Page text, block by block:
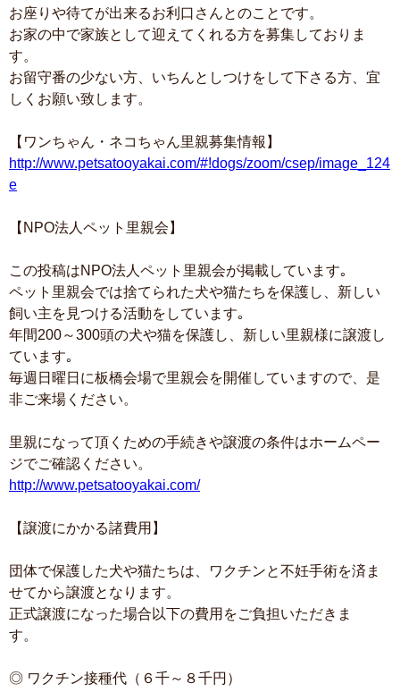
お座りや待てが出来るお利口さんとのことです。
お家の中で家族として迎えてくれる方を募集しておりま
す。
お留守番の少ない方、いちんとしつけをして下さる方、宜
しくお願い致します。
【ワンちゃん・ネコちゃん里親募集情報】
http://www.petsatooyakai.com/#!dogs/zoom/csep/image_124
e
【NPO法人ペット里親会】
この投稿はNPO法人ペット里親会が掲載しています｡
ペット里親会では捨てられた犬や猫たちを保護し、新しい
飼い主を見つける活動をしています｡
年間200～300頭の犬や猫を保護し、新しい里親様に譲渡し
ています｡
毎週日曜日に板橋会場で里親会を開催していますので、是
非ご来場ください。
里親になって頂くための手続きや譲渡の条件はホームペー
ジでご確認ください。
http://www.petsatooyakai.com/
【譲渡にかかる諸費用】
団体で保護した犬や猫たちは、ワクチンと不妊手術を済ま
せてから譲渡となります。
正式譲渡になった場合以下の費用をご負担いただきま
す。
◎ ワクチン接種代（６千～８千円）